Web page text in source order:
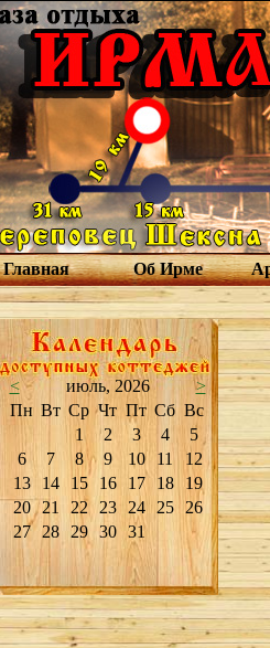
Главная Об Ирме
< июль, 2026
>
Пн Вт Ср Чт Пт Сб Вс
1
2 3 4
5
6
7 8 9 10 11
12
13
14 15 16 17 18
19
20
21 22 23 24 25
26
27
28 29 30 31